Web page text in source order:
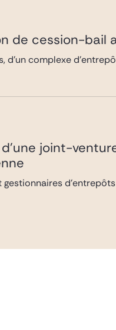
de cession-bail
d’un complexe
joint-